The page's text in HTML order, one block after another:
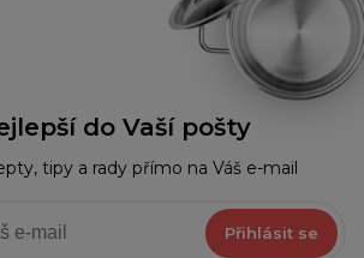
do Vaší pošty
tipy a rady přímo na Váš e-mail
Přihlásit se